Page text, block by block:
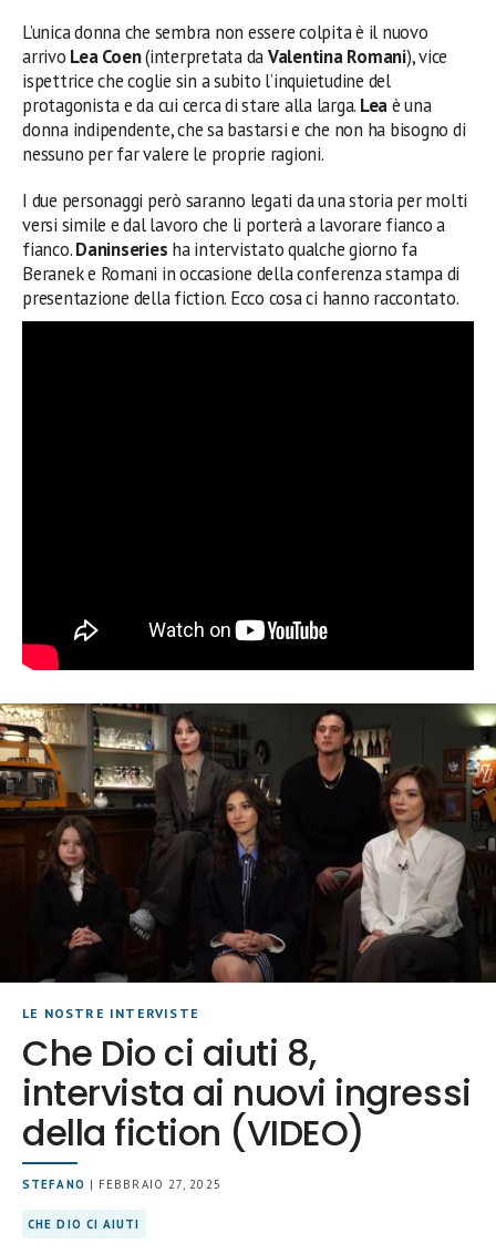
L’unica donna che sembra non essere colpita è il nuovo
arrivo Lea Coen(interpretata daValentina Romani), vice
ispettrice che coglie sin a subito l’inquietudine del
protagonista e da cui cerca di stare alla larga. Leaè una
donna indipendente, che sa bastarsi e che non ha bisogno di
nessuno per far valere le proprie ragioni.
I due personaggi però saranno legati da una storia per molti
versi simile e dal lavoro che li porterà a lavorare fianco a
fianco.Daninseries ha intervistato qualche giorno fa
Beranek e Romani in occasione della conferenza stampa di
presentazione della fiction. Ecco cosa ci hanno raccontato.
LE NOSTRE INTERVISTE
Che Dio ci aiuti 8,
intervista ai nuovi ingressi
della fiction (VIDEO)
STEFANO | FEBBRAIO 27, 2025
CHE DIO CI AIUTI